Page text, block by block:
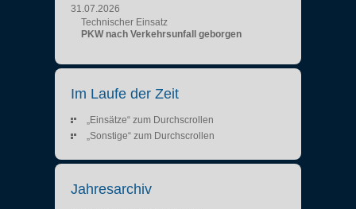
31.07.2026
Technischer Einsatz
PKW nach Verkehrsunfall geborgen
Im Laufe der Zeit
„Einsätze“ zum Durchscrollen
„Sonstige“ zum Durchscrollen
Jahresarchiv